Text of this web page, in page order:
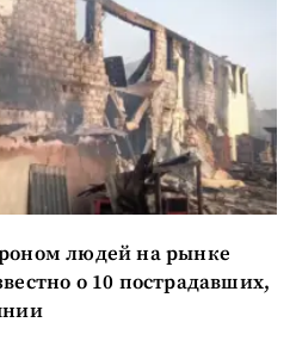
людей на рынке
о 10 пострадавших,
.